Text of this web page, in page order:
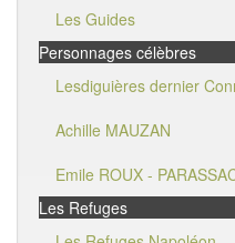
Les Guides
Personnages célèbres
Lesdiguières dernier
Achille MAUZAN
Emile ROUX -
Les Refuges